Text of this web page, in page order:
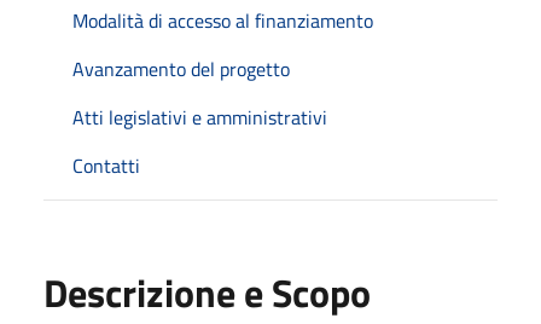
Modalità di accesso al finanziamento
Avanzamento del progetto
Atti legislativi e amministrativi
Contatti
Descrizione e Scopo